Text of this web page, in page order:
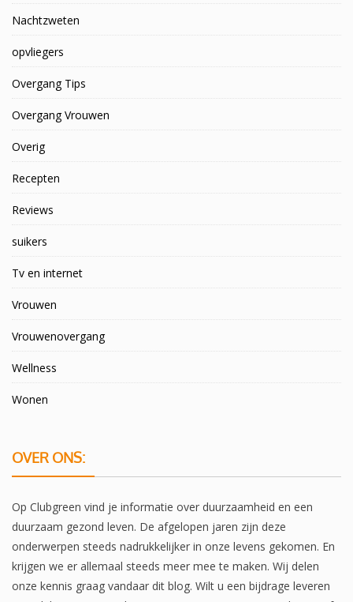
Nachtzweten
opvliegers
Overgang Tips
Overgang Vrouwen
Overig
Recepten
Reviews
suikers
Tv en internet
Vrouwen
Vrouwenovergang
Wellness
Wonen
OVER ONS:
Op Clubgreen vind je informatie over duurzaamheid en een
duurzaam gezond leven. De afgelopen jaren zijn deze
onderwerpen steeds nadrukkelijker in onze levens gekomen. En
krijgen we er allemaal steeds meer mee te maken. Wij delen
onze kennis graag vandaar dit blog. Wilt u een bijdrage leveren